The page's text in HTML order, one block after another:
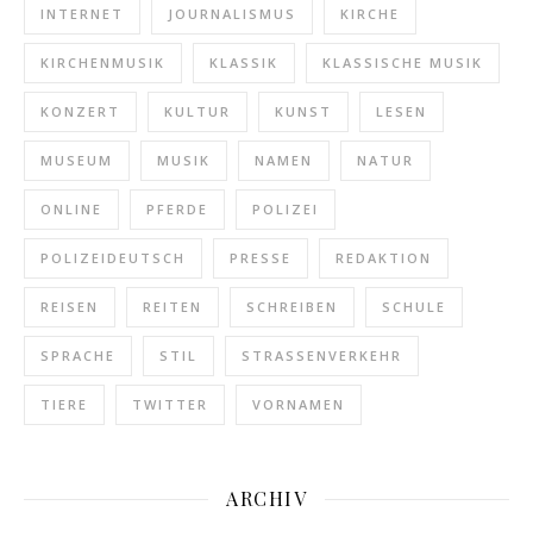
INTERNET JOURNALISMUS KIRCHE
KIRCHENMUSIK KLASSIK KLASSISCHE MUSIK
KONZERT KULTUR KUNST LESEN
MUSEUM MUSIK NAMEN NATUR
ONLINE PFERDE POLIZEI
POLIZEIDEUTSCH PRESSE REDAKTION
REISEN REITEN SCHREIBEN SCHULE
SPRACHE STIL STRASSENVERKEHR
TIERE TWITTER VORNAMEN
ARCHIV